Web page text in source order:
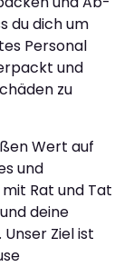
du dich um
Personal
und
zu
Wert auf
und
Rat und Tat
deine
Ziel ist